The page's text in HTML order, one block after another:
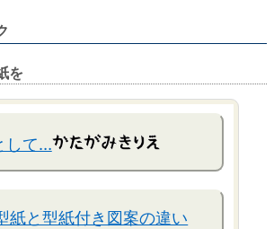
を
して…
紙と型紙付き図案の違い